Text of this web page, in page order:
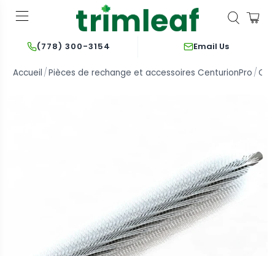
(778) 300-3154 Email Us
Accueil Pièces de rechange et accessoires CenturionPro